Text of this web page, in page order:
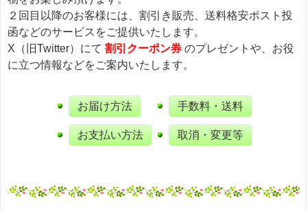
２回目以降のお客様には、割引き販売、送料格安ポスト投
函などのサービスをご提供いたします。
X（旧Twitter）にて 割引クーポン券 のプレゼントや、お役
に立つ情報などをご案内いたします。
お届け方法
お支払い方法
手数料・送料
取消・変更等